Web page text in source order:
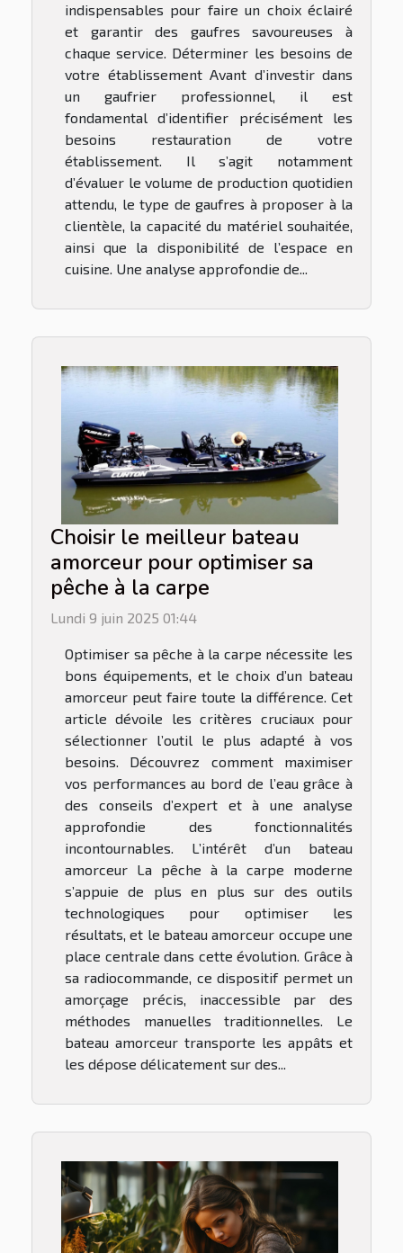
indispensables pour faire un choix éclairé
et garantir des gaufres savoureuses à
chaque service. Déterminer les besoins de
votre établissement Avant d’investir dans
un gaufrier professionnel, il est
fondamental d’identifier précisément les
besoins restauration de votre
établissement. Il s’agit notamment
d’évaluer le volume de production quotidien
attendu, le type de gaufres à proposer à la
clientèle, la capacité du matériel souhaitée,
ainsi que la disponibilité de l’espace en
cuisine. Une analyse approfondie de...
Choisir le meilleur bateau
amorceur pour optimiser sa
pêche à la carpe
Lundi 9 juin 2025 01:44
Optimiser sa pêche à la carpe nécessite les
bons équipements, et le choix d’un bateau
amorceur peut faire toute la différence. Cet
article dévoile les critères cruciaux pour
sélectionner l’outil le plus adapté à vos
besoins. Découvrez comment maximiser
vos performances au bord de l’eau grâce à
des conseils d’expert et à une analyse
approfondie des fonctionnalités
incontournables. L’intérêt d’un bateau
amorceur La pêche à la carpe moderne
s’appuie de plus en plus sur des outils
technologiques pour optimiser les
résultats, et le bateau amorceur occupe une
place centrale dans cette évolution. Grâce à
sa radiocommande, ce dispositif permet un
amorçage précis, inaccessible par des
méthodes manuelles traditionnelles. Le
bateau amorceur transporte les appâts et
les dépose délicatement sur des...